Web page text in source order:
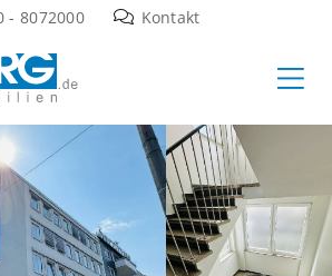
- 8072000 Kontakt